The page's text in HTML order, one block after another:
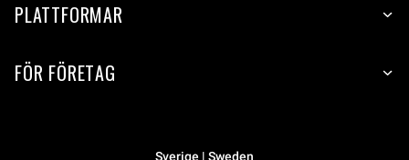
PLATTFORMAR
FÖR FÖRETAG
Sverige | Sweden